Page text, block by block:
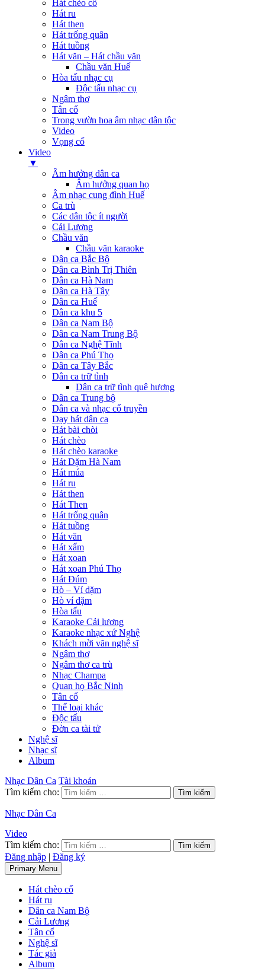
Hát chèo cổ
Hát ru
Hát then
Hát trống quân
Hát tuồng
Hát văn – Hát chầu văn
Chầu văn Huế
Hòa tấu nhạc cụ
Độc tấu nhạc cụ
Ngâm thơ
Tân cổ
Trong vườn hoa âm nhạc dân tộc
Video
Vọng cổ
Video
▼
Âm hưởng dân ca
Âm hưởng quan họ
Âm nhạc cung đình Huế
Ca trù
Các dân tộc ít người
Cải Lương
Chầu văn
Chầu văn karaoke
Dân ca Bắc Bộ
Dân ca Bình Trị Thiên
Dân ca Hà Nam
Dân ca Hà Tây
Dân ca Huế
Dân ca khu 5
Dân ca Nam Bộ
Dân ca Nam Trung Bộ
Dân ca Nghệ Tĩnh
Dân ca Phú Thọ
Dân ca Tây Bắc
Dân ca trữ tình
Dân ca trữ tình quê hương
Dân ca Trung bộ
Dân ca và nhạc cổ truyền
Dạy hát dân ca
Hát bài chòi
Hát chèo
Hát chèo karaoke
Hát Dặm Hà Nam
Hát múa
Hát ru
Hát then
Hát Then
Hát trống quân
Hát tuồng
Hát văn
Hát xẩm
Hát xoan
Hát xoan Phú Thọ
Hát Đúm
Hò – Ví dặm
Hò ví dặm
Hòa tấu
Karaoke Cải lương
Karaoke nhạc xứ Nghệ
Khách mời văn nghệ sĩ
Ngâm thơ
Ngâm thơ ca trù
Nhạc Champa
Quan họ Bắc Ninh
Tân cổ
Thể loại khác
Độc tấu
Đờn ca tài tử
Nghệ sĩ
Nhạc sĩ
Album
Nhạc Dân Ca Tài khoản
Tìm kiếm cho:
Nhạc Dân Ca
Video
Tìm kiếm cho:
Đăng nhập | Đăng ký
Primary Menu
Hát chèo cổ
Hát ru
Dân ca Nam Bộ
Cải Lương
Tân cổ
Nghệ sĩ
Tác giả
Album